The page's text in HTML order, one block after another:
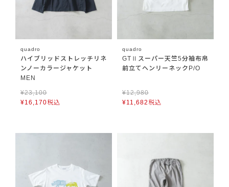
quadro
ハイブリッドストレッチリネ
ンノーカラージャケット
MEN
¥23,100
¥16,170税込
quadro
GTⅡスーパー天竺5分袖布帛
前立てヘンリーネックP/O
¥12,980
¥11,682税込